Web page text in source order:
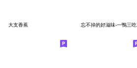
大支香蕉 忘不掉的好滋味-一鴨三吃